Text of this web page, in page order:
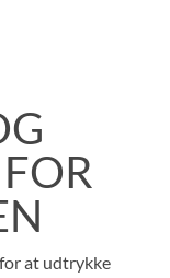
at udtrykke